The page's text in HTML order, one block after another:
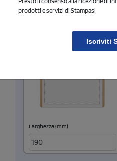
FRONTE INSERTO IN CARTA
Larghezza (mm)
prodotti e servizi di Stampasi
Iscriviti